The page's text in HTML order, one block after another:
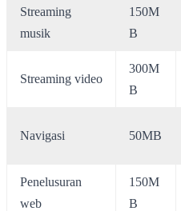
Streaming
musik
150M
B
Streaming video
300M
B
Navigasi 50MB
Penelusuran
web
150M
B